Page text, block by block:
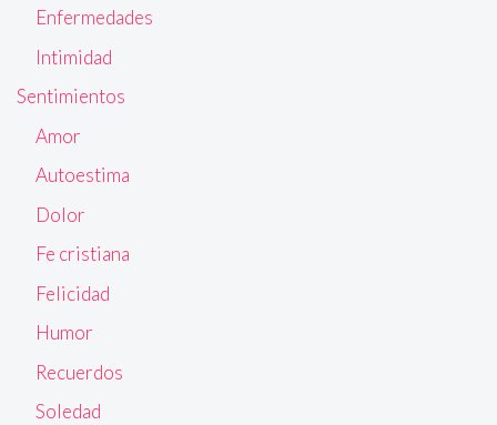
Enfermedades
Intimidad
Sentimientos
Amor
Autoestima
Dolor
Fe cristiana
Felicidad
Humor
Recuerdos
Soledad